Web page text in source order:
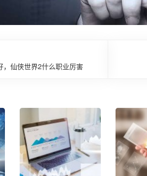
，仙侠世界2什么职业厉害